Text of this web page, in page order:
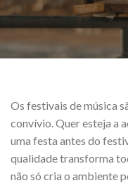
Os festivais de música
convívio. Quer esteja a
uma festa antes do
qualidade transforma
não só cria o ambiente